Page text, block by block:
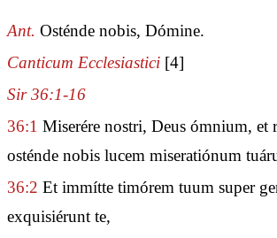
Ant. Osténde nobis, Dómine.
Canticum Ecclesiastici [4]
Sir 36:1-16
36:1 Miserére nostri, Deus ómnium, et
osténde nobis lucem miseratiónum
36:2 Et immítte timórem tuum super
exquisiérunt te,